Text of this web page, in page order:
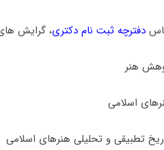
دفترچه ثبت نام دکتری، گرایش